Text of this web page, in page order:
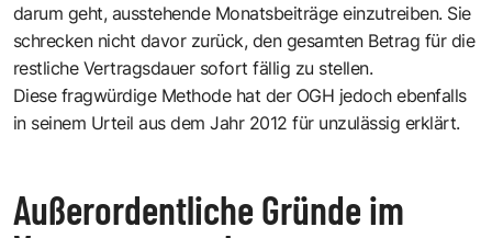
darum geht, ausstehende Monatsbeiträge einzutreiben. Sie
schrecken nicht davor zurück, den gesamten Betrag für die
restliche Vertragsdauer sofort fällig zu stellen.
Diese fragwürdige Methode hat der OGH jedoch ebenfalls
in seinem Urteil aus dem Jahr 2012 für unzulässig erklärt.
Außerordentliche Gründe im